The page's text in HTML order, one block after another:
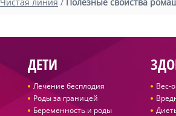
ДЕТИ
Лечение бесплодия
Роды за границей
Беременность и роды
Вес-